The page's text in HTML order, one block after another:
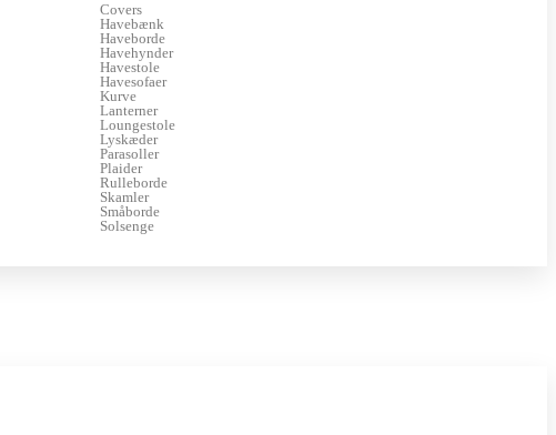
Covers
Havebænk
Haveborde
Havehynder
Havestole
Havesofaer
Kurve
Lanterner
Loungestole
Lyskæder
Parasoller
Plaider
Rulleborde
Skamler
Småborde
Solsenge